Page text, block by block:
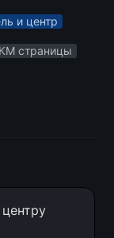
и центр
КМ страницы